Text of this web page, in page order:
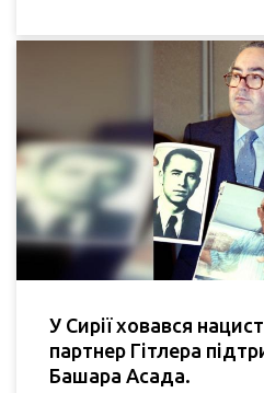
У Сирії ховався
партнер Гітлера
Башара Асада.